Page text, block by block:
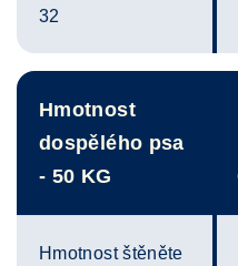
32
Hmotnost
dospělého psa
- 50 KG
Hmotnost štěněte